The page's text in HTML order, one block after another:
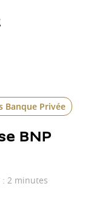
Banque Privée
BNP
2 minutes